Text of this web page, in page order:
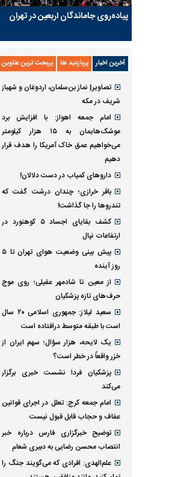
پیاده‌روی جاماندگان اربعین در تهران
آخرین اخبار پربازدید ها پربحث ترین عناوین
تصاویر| نماز بن‌سلمان، اردوغان و شهباز
شریف در مکه
امام‌ جمعه اهواز: با افزایش برد
موشک‌هایمان به ۱۵ هزار کیلومتر
می‌خواهیم عمق خاک آمریکا را هدف قرار
دهیم
داروهای کمیاب در دست دلالان!
باقر خرازی؛ چندان درشت گفت که
تندروها را جا گذاشت!
کشف بقایای اجساد ۵ کوهنورد در
ارتفاعات نپال
پیش بینی وضعیت هوای تهران تا ۵
روز آینده
از معین تا شادمهر عقیلی؛ روی موج
حرف‌های تازه پزشکیان
سعید لیلاز: جمهوری اسلامی ۲۰ سال
است با طبقه متوسط درافتاده است
یک لایحه، هزار سؤال؛ سهم ایران از
خزر واقعاً در خطر است؟
پزشکیان فردا نشست خبری برگزار
می‌کند
امام جمعه کرج: تعلل در اجرای قوانین
عفاف و حجاب قابل قبول نیست
توضیح خبرگزاری فارس درباره خبر
انتصاب محسن رضایی به دبیری شعام
علم‌الهدی: افرادی که می‌گویند جنگ را